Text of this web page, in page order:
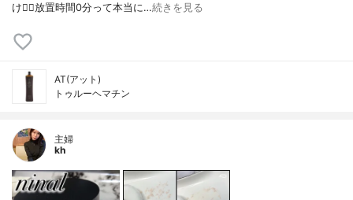
け🙆‍♀️放置時間0分って本当に…続きを見る
AT(アット)
トゥルーヘマチン
主婦
kh